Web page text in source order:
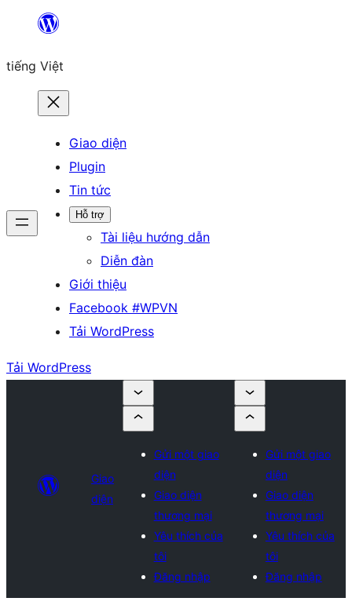
Chuyển
phần
tiếng Việt
Giao diện
Plugin
Tin tức
Hỗ trợ
Tài liệu hướng dẫn
Diễn đàn
Giới thiệu
Facebook #WPVN
Tải WordPress
Tải WordPress
Giao
diện
Gửi một giao
diện
Giao diện
thương mại
Yêu thích của
tôi
Đăng nhập
Gửi một giao
diện
Giao diện
thương mại
Yêu thích của
tôi
Đăng nhập